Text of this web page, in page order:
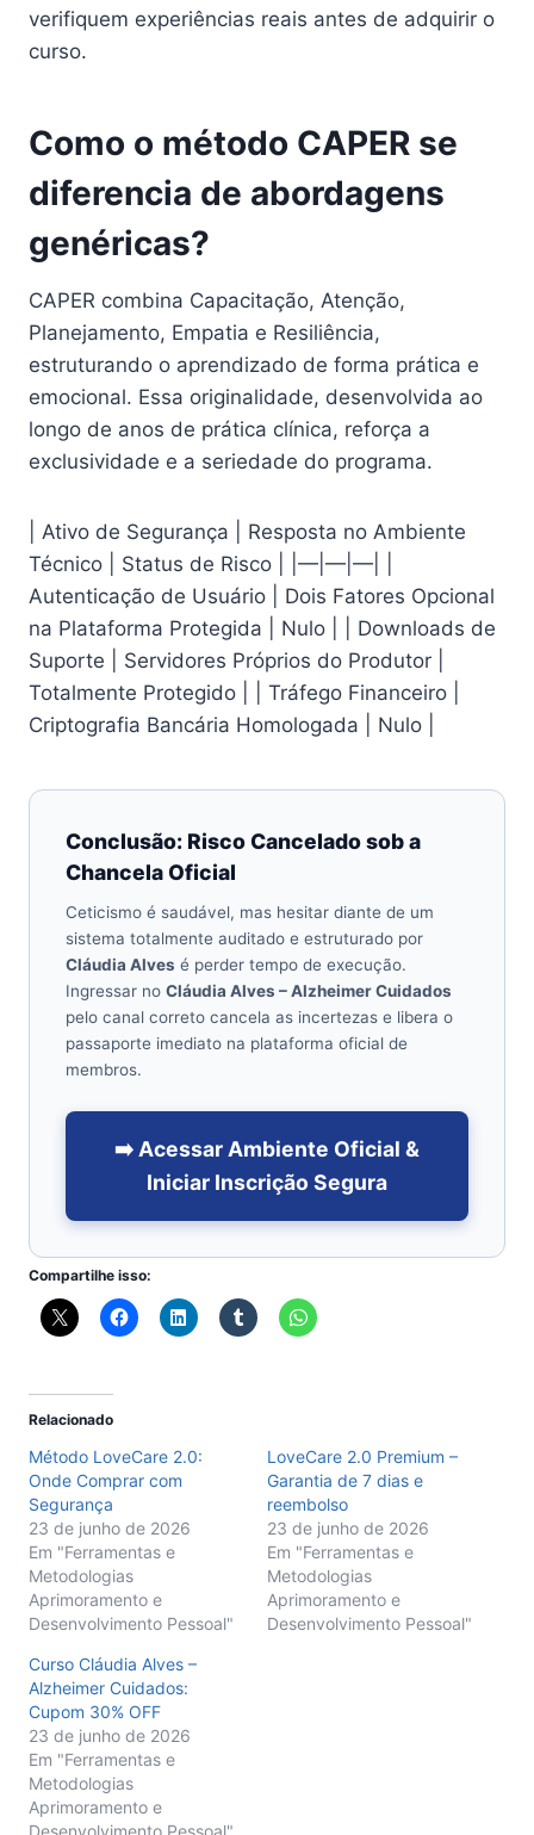
verifiquem experiências reais antes de adquirir o
curso.
Como o método CAPER se
diferencia de abordagens
genéricas?
CAPER combina Capacitação, Atenção,
Planejamento, Empatia e Resiliência,
estruturando o aprendizado de forma prática e
emocional. Essa originalidade, desenvolvida ao
longo de anos de prática clínica, reforça a
exclusividade e a seriedade do programa.
| Ativo de Segurança | Resposta no Ambiente
Técnico | Status de Risco | |—|—|—| |
Autenticação de Usuário | Dois Fatores Opcional
na Plataforma Protegida | Nulo | | Downloads de
Suporte | Servidores Próprios do Produtor |
Totalmente Protegido | | Tráfego Financeiro |
Criptografia Bancária Homologada | Nulo |
Conclusão: Risco Cancelado sob a
Chancela Oficial
Ceticismo é saudável, mas hesitar diante de um
sistema totalmente auditado e estruturado por
Cláudia Alves é perder tempo de execução.
Ingressar no Cláudia Alves – Alzheimer Cuidados
pelo canal correto cancela as incertezas e libera o
passaporte imediato na plataforma oficial de
membros.
➡️ Acessar Ambiente Oficial &
Iniciar Inscrição Segura
Compartilhe isso:
Relacionado
Método LoveCare 2.0:
Onde Comprar com
Segurança
23 de junho de 2026
Em "Ferramentas e
Metodologias
Aprimoramento e
Desenvolvimento Pessoal"
LoveCare 2.0 Premium –
Garantia de 7 dias e
reembolso
23 de junho de 2026
Em "Ferramentas e
Metodologias
Aprimoramento e
Desenvolvimento Pessoal"
Curso Cláudia Alves –
Alzheimer Cuidados:
Cupom 30% OFF
23 de junho de 2026
Em "Ferramentas e
Metodologias
Aprimoramento e
Desenvolvimento Pessoal"